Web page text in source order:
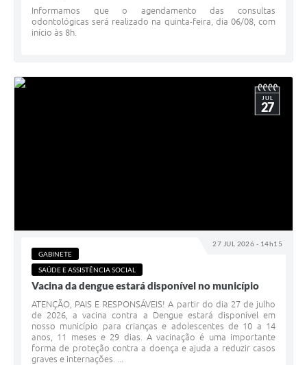
Informamos que o agendamento das consultas
odontológicas será realizado na quinta-feira, dia 06/08, com
início às 8h.
27 JUL 2026 - 14h15
JUL
27
GABINETE
SAÚDE E ASSISTÊNCIA SOCIAL
Vacina da dengue estará disponível no município
ATENÇÃO, PAIS E RESPONSÁVEIS! A partir do dia 27 de julho
de 2026, a vacina contra a Dengue estará disponível em
nosso município para crianças e adolescentes de 10 a 14
anos, 11 meses e 29 dias. A vacinação é uma importante
forma de proteção contra a doença e ajuda a reduzir casos
graves e internações. ...